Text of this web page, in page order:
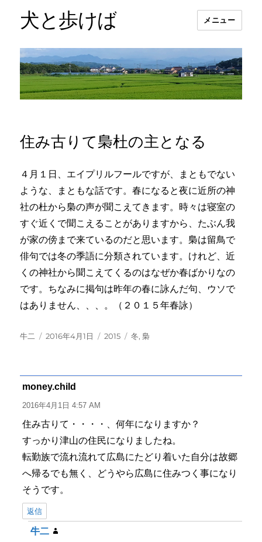
犬と歩けば メニュー
住み古りて梟杜の主となる
４月１日、エイプリルフールですが、まともでない
ような、まともな話です。春になると夜に近所の神
社の杜から梟の声が聞こえてきます。時々は寝室の
すぐ近くで聞こえることがありますから、たぶん我
が家の傍まで来ているのだと思います。梟は留鳥で
俳句では冬の季語に分類されています。けれど、近
くの神社から聞こえてくるのはなぜか春ばかりなの
です。ちなみに掲句は昨年の春に詠んだ句、ウソで
はありません、、、。（２０１５年春詠）
投
牛二
投
2016年4月1日
カ
2015
タ
冬,梟
money.child
り:
2016年4月1日 4:57 AM
住み古りて・・・・、何年になりますか？
すっかり津山の住民になりましたね。
転勤族で流れ流れて広島にたどり着いた自分は故郷
へ帰るでも無く、どうやら広島に住みつく事になり
そうです。
返信
牛二